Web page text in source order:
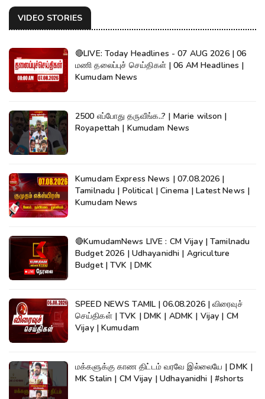
VIDEO STORIES
🔴LIVE: Today Headlines - 07 AUG 2026 | 06
மணி தலைப்புச் செய்திகள் | 06 AM Headlines |
Kumudam News
2500 எப்போது தருவீங்க..? | Marie wilson |
Royapettah | Kumudam News
Kumudam Express News | 07.08.2026 |
Tamilnadu | Political | Cinema | Latest News |
Kumudam News
🔴KumudamNews LIVE : CM Vijay | Tamilnadu
Budget 2026 | Udhayanidhi | Agriculture
Budget | TVK | DMK
SPEED NEWS TAMIL | 06.08.2026 | விரைவுச்
செய்திகள் | TVK | DMK | ADMK | Vijay | CM
Vijay | Kumudam
மக்களுக்கு காண திட்டம் வரவே இல்லையே | DMK |
MK Stalin | CM Vijay | Udhayanidhi | #shorts